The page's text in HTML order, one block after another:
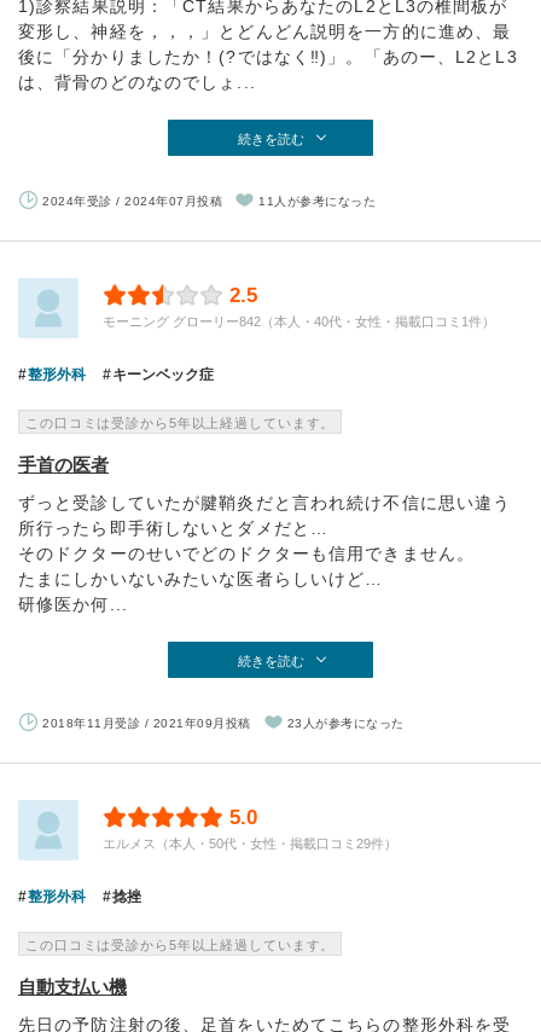
1)診察結果説明：「CT結果からあなたのL2とL3の椎間板が
変形し、神経を，，，」とどんどん説明を一方的に進め、最
後に「分かりましたか！(?ではなく‼)」。「あのー、L2とL3
は、背骨のどのなのでしょ...
続きを読む
2024年受診 / 2024年07月投稿 11人が参考になった
2.5
モーニング グローリー842（本人・40代・女性・掲載口コミ1件）
整形外科 キーンベック症
この口コミは受診から5年以上経過しています。
手首の医者
ずっと受診していたが腱鞘炎だと言われ続け不信に思い違う
所行ったら即手術しないとダメだと…
そのドクターのせいでどのドクターも信用できません。
たまにしかいないみたいな医者らしいけど…
研修医か何...
続きを読む
2018年11月受診 / 2021年09月投稿 23人が参考になった
5.0
エルメス（本人・50代・女性・掲載口コミ29件）
整形外科 捻挫
この口コミは受診から5年以上経過しています。
自動支払い機
先日の予防注射の後、足首をいためてこちらの整形外科を受